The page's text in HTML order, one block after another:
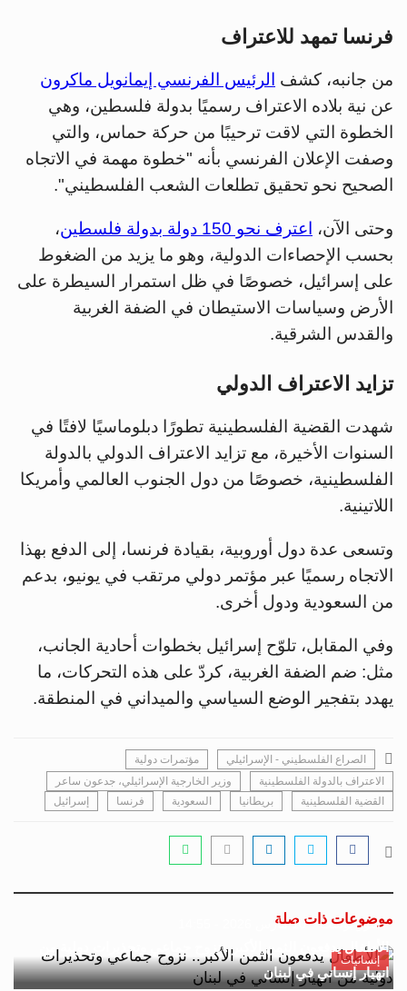
فرنسا تمهد للاعتراف
من جانبه، كشف
الرئيس الفرنسي إيمانويل ماكرون
عن نية بلاده الاعتراف رسميًا بدولة فلسطين، وهي
الخطوة التي لاقت ترحيبًا من حركة حماس، والتي
وصفت الإعلان الفرنسي بأنه "خطوة مهمة في الاتجاه
الصحيح نحو تحقيق تطلعات الشعب الفلسطيني".
وحتى الآن، اعترف نحو 150 دولة بدولة فلسطين
،
بحسب الإحصاءات الدولية، وهو ما يزيد من الضغوط
على إسرائيل، خصوصًا في ظل استمرار السيطرة على
الأرض وسياسات الاستيطان في الضفة الغربية
والقدس الشرقية.
تزايد الاعتراف الدولي
شهدت القضية الفلسطينية تطورًا دبلوماسيًا لافتًا في
السنوات الأخيرة، مع تزايد الاعتراف الدولي بالدولة
الفلسطينية، خصوصًا من دول الجنوب العالمي وأمريكا
اللاتينية.
وتسعى عدة دول أوروبية، بقيادة فرنسا، إلى الدفع بهذا
الاتجاه رسميًا عبر مؤتمر دولي مرتقب في يونيو، بدعم
من السعودية ودول أخرى.
وفي المقابل، تلوّح إسرائيل بخطوات أحادية الجانب،
مثل: ضم الضفة الغربية، كردّ على هذه التحركات، ما
يهدد بتفجير الوضع السياسي والميداني في المنطقة.
الصراع الفلسطيني - الإسرائيلي
مؤتمرات دولية
الاعتراف بالدولة الفلسطينية
وزير الخارجية الإسرائيلي، جدعون ساعر
القضية الفلسطينية
بريطانيا السعودية فرنسا إسرائيل
موضوعات ذات صلة
إنسانيات
جسور بوست 10 مارس 2026 - 14:55
الأطفال يدفعون الثمن الأكبر.. نزوح جماعي وتحذيرات دولية من
انهيار إنساني في لبنان